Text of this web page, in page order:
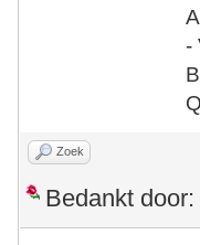
-
Zoek
Bedankt door: